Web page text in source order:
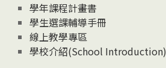
學年課程計畫書
學生選課輔導手冊
線上教學專區
學校介紹(School Introduction)